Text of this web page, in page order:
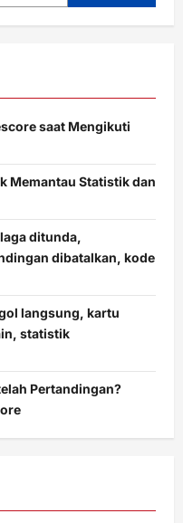
saat Mengikuti
Memantau Statistik dan
ditunda,
dibatalkan, kode
langsung, kartu
statistik
Pertandingan?